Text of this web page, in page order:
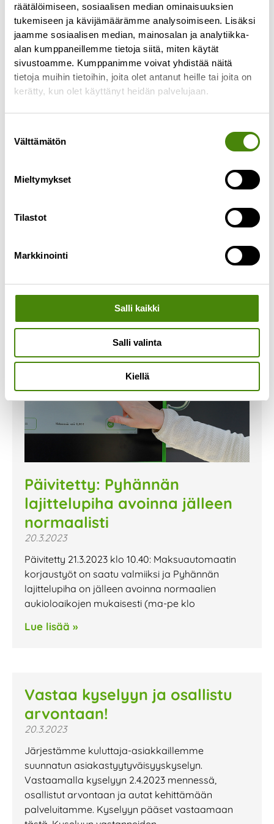
räätälöimiseen, sosiaalisen median ominaisuuksien
tukemiseen ja kävijämäärämme analysoimiseen. Lisäksi
jaamme sosiaalisen median, mainosalan ja analytiikka-
alan kumppaneillemme tietoja siitä, miten käytät
sivustoamme. Kumppanimme voivat yhdistää näitä
tietoja muihin tietoihin, joita olet antanut heille tai joita on
kerätty, kun olet käyttänyt heidän palvelujaan.
valinta
Välttämätön
Mieltymykset
Tilastot
Markkinointi
Salli kaikki
Salli valinta
Kiellä
PÄIVITETTY:
Puhelinasiakaspalvelu toimii
27.4.2023
toimivat jälleen ja palvelemme normaalien
———————————— Puhelinasiakaspalvelumme
ei toimi tällä
Päivitetty: Pyhännän
lajittelupiha avoinna jälleen
normaalisti
20.3.2023
Päivitetty 21.3.2023 klo 10.40: Maksuautomaatin
korjaustyöt on saatu valmiiksi ja Pyhännän
lajittelupiha on jälleen avoinna normaalien
aukioloaikojen mukaisesti (ma-pe klo
Lue lisää »
Vastaa kyselyyn ja osallistu
arvontaan!
20.3.2023
Järjestämme kuluttaja-asiakkaillemme
suunnatun asiakastyytyväisyyskyselyn.
Vastaamalla kyselyyn 2.4.2023 mennessä,
osallistut arvontaan ja autat kehittämään
palveluitamme. Kyselyyn pääset vastaamaan